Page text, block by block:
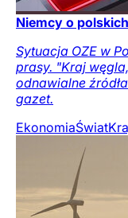
Niemcy o
Sytuacja OZE w
prasy. "Kraj
odnawialne
gazet.
EkonomiaŚwiat